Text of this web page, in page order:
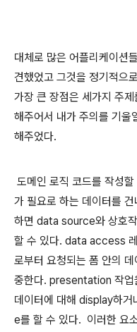
대체로 많은 어플리케이션
견했었고 그것을 정기적으
가장 큰 장점은 세가지 주
해주어서 내가 주의를 기울
해주었다.
도메인 로직 코드를 작성
가 필요로 하는 데이터를 건
하면 data source와 상호
할 수 있다. data access 레
로부터 요청되는 폼 안의
중한다. presentation 작업
데이터에 대해 display하
e를 할 수 있다. 이러한 요